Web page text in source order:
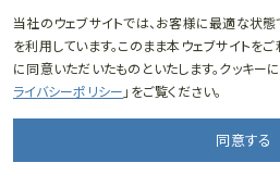
プライバシーポリシー
© 2026 mukai
当社のウェブサイトでは、お客様に最適な状
を利用しています。このまま本ウェブサイトを
に同意いただいたものといたします。クッキー
ライバシーポリシー 」をご覧ください。
同意する